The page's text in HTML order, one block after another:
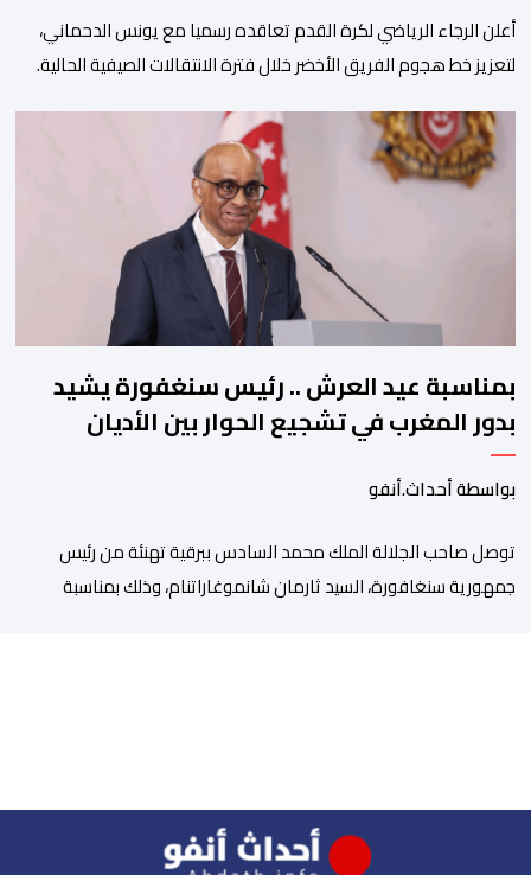
أعلن الرجاء الرياضي لكرة القدم تعاقده رسميا مع يونس الدحماني،
لتعزيز خط هجوم الفريق الأخضر خلال فترة الانتقالات الصيفية الحالية. ​
حيث يعول عليه الطاقم التقني للرجاء لتقديم الإضافة المرجوة في
المسابقات المحلية والقارية المقبلة. ​وجاء هذا التعاقد بعد أداء لافت
قدمه اللاعب برفقة اتحاد […]
بمناسبة عيد العرش .. رئيس سنغفورة يشيد
بدور المغرب في تشجيع الحوار بين الأديان
بواسطة أحداث.أنفو
توصل صاحب الجلالة الملك محمد السادس ببرقية تهنئة من رئيس
جمهورية سنغافورة، السيد ثارمان شانموغاراتنام، وذلك بمناسبة